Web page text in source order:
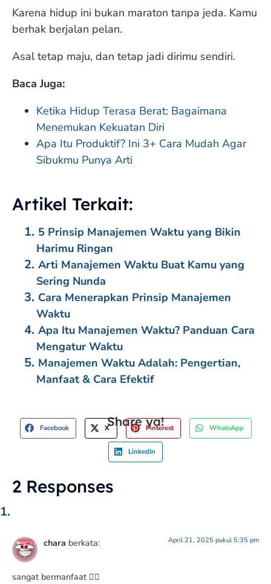
Karena hidup ini bukan maraton tanpa jeda. Kamu
berhak berjalan pelan.
Asal tetap maju, dan tetap jadi dirimu sendiri.
Baca Juga:
Ketika Hidup Terasa Berat: Bagaimana
Menemukan Kekuatan Diri
Apa Itu Produktif? Ini 3+ Cara Mudah Agar
Sibukmu Punya Arti
Artikel Terkait:
5 Prinsip Manajemen Waktu yang Bikin
Harimu Ringan
Arti Manajemen Waktu Buat Kamu yang
Sering Nunda
Cara Menerapkan Prinsip Manajemen
Waktu
Apa Itu Manajemen Waktu? Panduan Cara
Mengatur Waktu
Manajemen Waktu Adalah: Pengertian,
Manfaat & Cara Efektif
Share ya!
Facebook X Pinterest WhatsApp
LinkedIn
2 Responses
chara berkata: April 21, 2025 pukul 5:35 pm
sangat bermanfaat 👍🏼